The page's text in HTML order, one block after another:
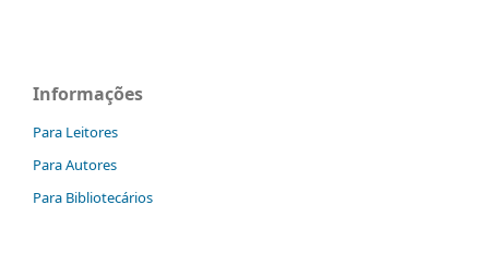
Informações
Para Leitores
Para Autores
Para Bibliotecários